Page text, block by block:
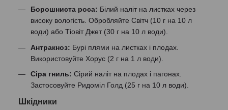
Борошниста роса: Білий наліт на листках через
високу вологість. Обробляйте Світч (10 г на 10 л
води) або Тіовіт Джет (30 г на 10 л води).
Антракноз: Бурі плями на листках і плодах.
Використовуйте Хорус (2 г на 1 л води).
Сіра гниль: Сірий наліт на плодах і пагонах.
Застосовуйте Ридоміл Голд (25 г на 10 л води).
Шкідники